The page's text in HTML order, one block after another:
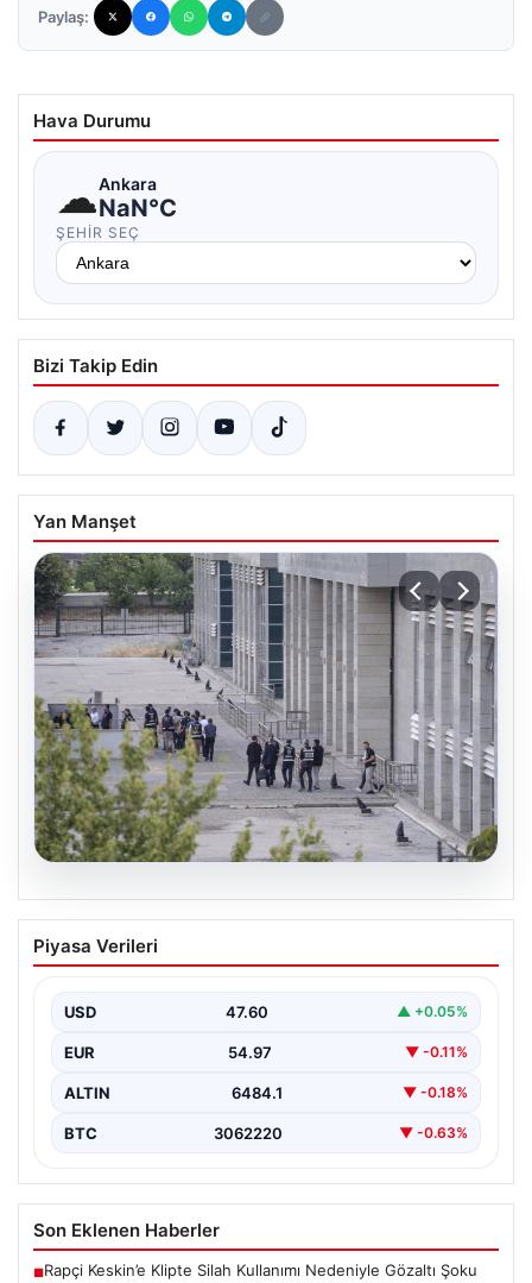
Paylaş:
Hava Durumu
☁Ankara
NaN°C
ŞEHIR SEÇ
Bizi Takip Edin
Yan Manşet
Etimesgut Belediye Soruşturmasında
Şok Gelişme: Başkan Yardımcısının
Etimesgut Belediyesi’nde yürütülen kapsamlı
Belediye Başkan Yardımcısı…
Piyasa Verileri
USD 47.60 ▲ +0.05%
EUR 54.97 ▼ -0.11%
ALTIN 6484.1 ▼ -0.18%
BTC 3062220 ▼ -0.63%
Son Eklenen Haberler
■Rapçi Keskin’e Klipte Silah Kullanımı Nedeniyle Gözaltı Şoku